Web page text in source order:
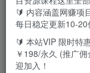
项目介绍
🔰 内容涵盖网赚项
每日稳定更新10-20
🔰 本站VIP 限时特
￥198/永久 (推广
迎加入！